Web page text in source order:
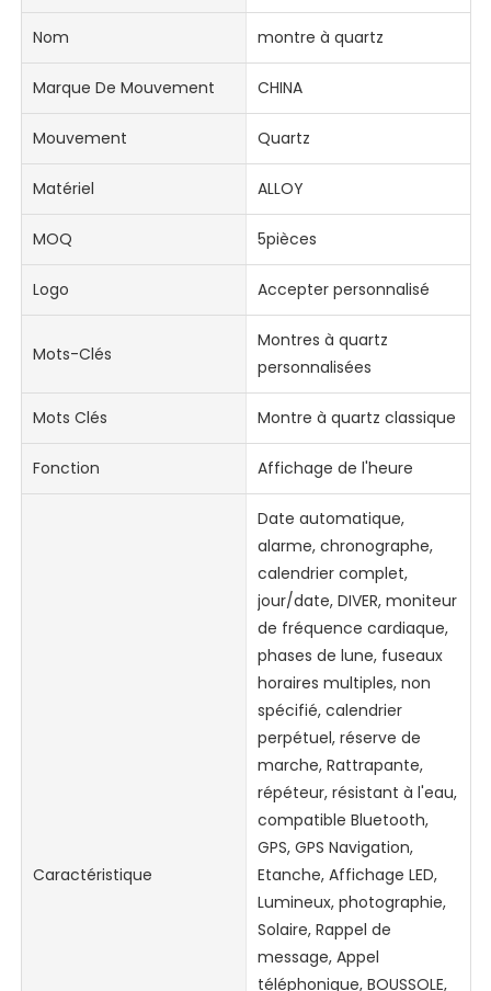
Nom montre à quartz
Marque De Mouvement CHINA
Mouvement Quartz
Matériel ALLOY
MOQ 5pièces
Logo Accepter personnalisé
Mots-Clés
Montres à quartz
personnalisées
Mots Clés Montre à quartz classique
Fonction Affichage de l'heure
Caractéristique
Date automatique,
alarme, chronographe,
calendrier complet,
jour/date, DIVER, moniteur
de fréquence cardiaque,
phases de lune, fuseaux
horaires multiples, non
spécifié, calendrier
perpétuel, réserve de
marche, Rattrapante,
répéteur, résistant à l'eau,
compatible Bluetooth,
GPS, GPS Navigation,
Etanche, Affichage LED,
Lumineux, photographie,
Solaire, Rappel de
message, Appel
téléphonique, BOUSSOLE,